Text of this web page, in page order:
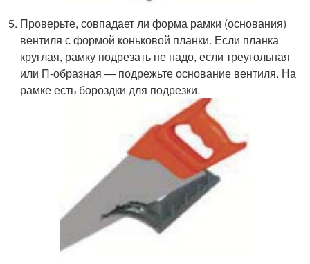
Проверьте, совпадает ли форма рамки (основания)
вентиля с формой коньковой планки. Если планка
круглая, рамку подрезать не надо, если треугольная
или П-образная ― подрежьте основание вентиля. На
рамке есть бороздки для подрезки.